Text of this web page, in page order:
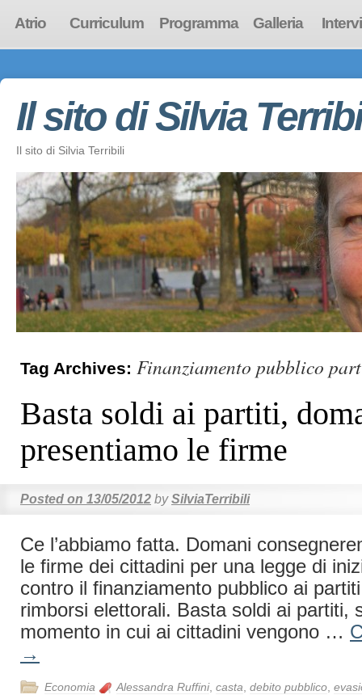
Atrio Curriculum Programma Galleria
Il sito di Silvia
Il sito di Silvia Terribili
Tag Archives: Finanziamento pubblico
Basta soldi ai partiti,
presentiamo le firme
Posted on 13/05/2012 by SilviaTerribili
Ce l’abbiamo fatta. Domani
le firme dei cittadini per una legge di
contro il finanziamento pubblico ai
rimborsi elettorali. Basta soldi ai partiti,
momento in cui ai cittadini vengono …
→
Economia Alessandra Ruffini, casta debito pubblico